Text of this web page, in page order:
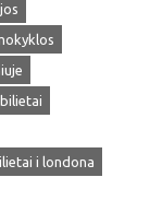
i londona